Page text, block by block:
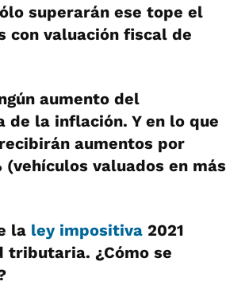
superarán ese tope el
con valuación fiscal de
aumento del
de la inflación. Y en lo que
aumentos por
valuados en más
la ley impositiva 2021
tributaria. ¿Cómo se